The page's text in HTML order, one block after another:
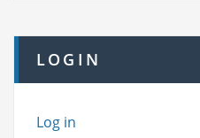
LOGIN
Log in